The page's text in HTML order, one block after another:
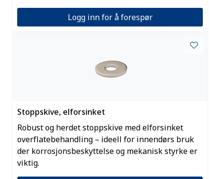
Logg inn for å forespør
Stoppskive, elforsinket
Robust og herdet stoppskive med elforsinket
overflatebehandling – ideell for innendørs bruk
der korrosjonsbeskyttelse og mekanisk styrke er
viktig.